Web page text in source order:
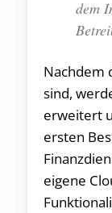
dem
Nachdem
sind,
erweitert
ersten
eigene